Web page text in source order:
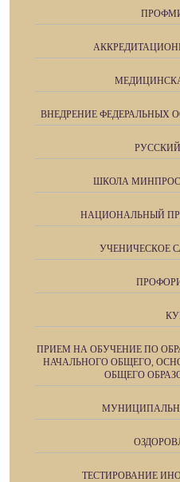
ВНЕДРЕНИЕ ФЕДЕРАЛЬНЫХ
ШКОЛА
НАЦИОНАЛЬНЫЙ
УЧЕНИЧЕСКОЕ
ПРИЕМ НА ОБУЧЕНИЕ ПО
НАЧАЛЬНОГО ОБЩЕГО,
ОБЩЕГО
ТЕСТИРОВАНИЕ